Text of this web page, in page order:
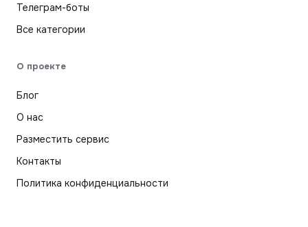
Телеграм-боты
Все категории
О проекте
Блог
О нас
Разместить сервис
Контакты
Политика конфиденциальности